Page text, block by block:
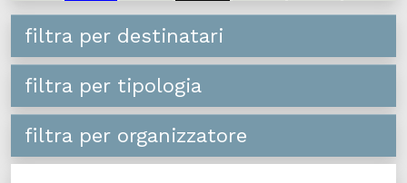
filtra per destinatari
filtra per tipologia
filtra per organizzatore